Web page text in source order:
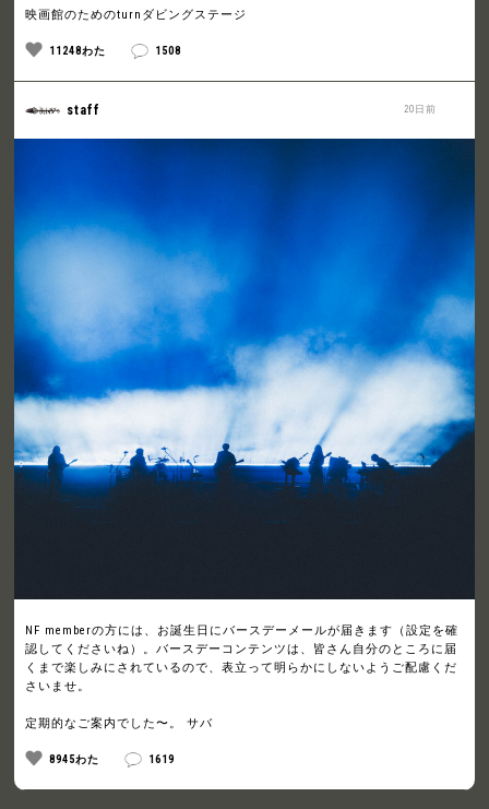
映画館のためのturnダビングステージ
11248わた 1508
20日前
staff
NF memberの方には、お誕生日にバースデーメールが届きます（設定を確
認してくださいね）。バースデーコンテンツは、皆さん自分のところに届
くまで楽しみにされているので、表立って明らかにしないようご配慮くだ
さいませ。
定期的なご案内でした〜。 サバ
8945わた 1619